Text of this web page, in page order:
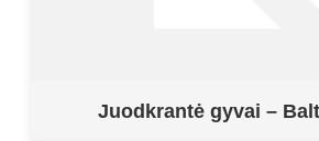
Juodkrantė gyvai –